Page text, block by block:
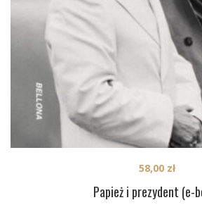
Papież i prezydent (e-
58,00 zł